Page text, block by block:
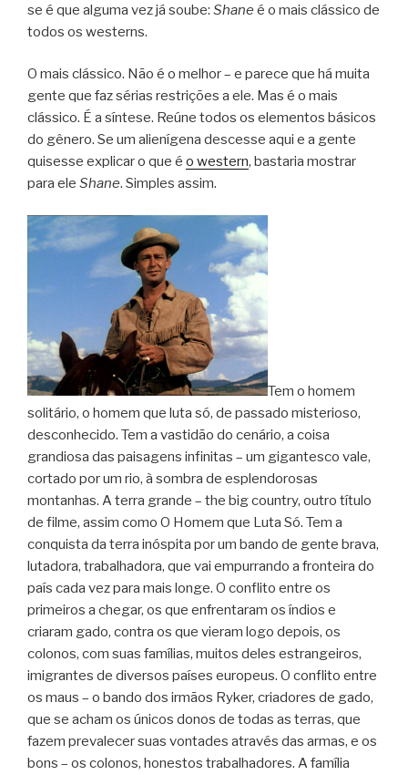
se é que alguma vez já soube: Shane é o mais clássico de
todos os westerns.
O mais clássico. Não é o melhor – e parece que há muita
gente que faz sérias restrições a ele. Mas é o mais
clássico. É a síntese. Reúne todos os elementos básicos
do gênero. Se um alienígena descesse aqui e a gente
quisesse explicar o que é o western, bastaria mostrar
para ele Shane. Simples assim.
Tem o homem
solitário, o homem que luta só, de passado misterioso,
desconhecido. Tem a vastidão do cenário, a coisa
grandiosa das paisagens infinitas – um gigantesco vale,
cortado por um rio, à sombra de esplendorosas
montanhas. A terra grande – the big country, outro título
de filme, assim como O Homem que Luta Só. Tem a
conquista da terra inóspita por um bando de gente brava,
lutadora, trabalhadora, que vai empurrando a fronteira do
país cada vez para mais longe. O conflito entre os
primeiros a chegar, os que enfrentaram os índios e
criaram gado, contra os que vieram logo depois, os
colonos, com suas famílias, muitos deles estrangeiros,
imigrantes de diversos países europeus. O conflito entre
os maus – o bando dos irmãos Ryker, criadores de gado,
que se acham os únicos donos de todas as terras, que
fazem prevalecer suas vontades através das armas, e os
bons – os colonos, honestos trabalhadores. A família